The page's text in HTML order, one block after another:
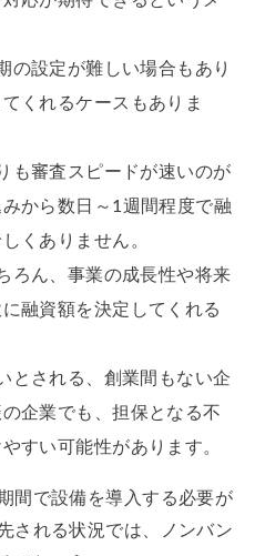
の設定が難しい場合もあり
くれるケースもありま
も審査スピードが速いのが
から数日～1週間程度で融
くありません。
ろん、事業の成長性や将来
融資額を決定してくれる
とされる、創業間もない企
企業でも、担保となる不
すい可能性があります。
間で設備を導入する必要が
される状況では、ノンバン